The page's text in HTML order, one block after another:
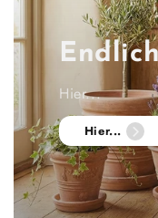
Hier...
Hier...